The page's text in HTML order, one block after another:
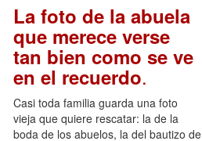
La foto de la abuela
que merece verse
tan bien como se ve
en el recuerdo.
Casi toda familia guarda una foto
vieja que quiere rescatar: la de la
boda de los abuelos, la del bautizo de